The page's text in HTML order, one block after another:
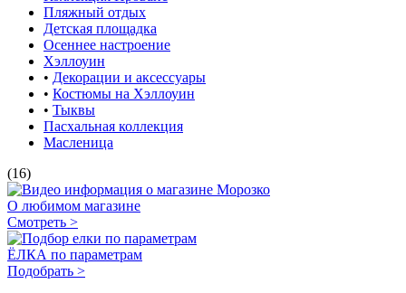
Пляжный отдых
Детская площадка
Осеннее настроение
Хэллоуин
• Декорации и аксессуары
• Костюмы на Хэллоуин
• Тыквы
Пасхальная коллекция
Масленица
(16)
О любимом магазине
Смотреть >
ЁЛКА по параметрам
Подобрать >